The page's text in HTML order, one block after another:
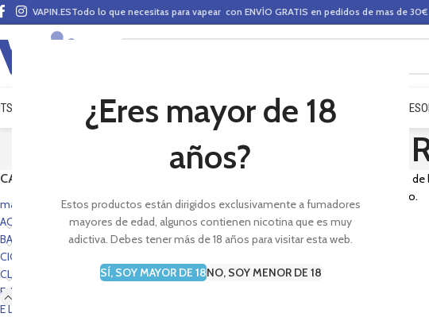
¿Eres mayor de 18
años?
Estos productos están dirigidos exclusivamente a fumadores
mayores de edad, algunos contienen nicotina que es muy
adictiva. Debes tener más de 18 años para visitar esta web.
SÍ, SOY MAYOR DE 18NO, SOY MENOR DE 18
VAPIN.ESTodo lo que necesitas para vapear con ENVÍO GRATIS en pedidos de mas de 30€
VAPEO MODS CLAROMIZADORES BASES Y AROMAS (ALQUIMIA)
CATEGORÍAS
mas vendidos portada
ACCESORIOS
BASES Y AROMAS
CIG. E-PEN STYLE
CLAROMIZADORES
E-LÍQUIDOS
E LIQUIDS PORTADA
Sección de la marca de e-liquids
electrónico y disfruta de tu vapeo.